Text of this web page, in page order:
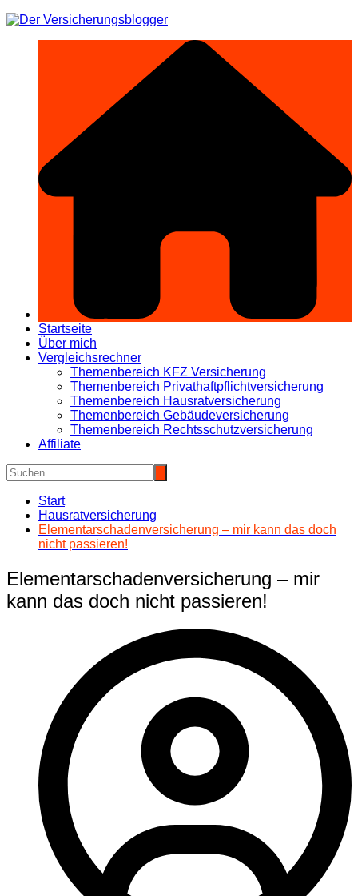
Zum
Startseite
Über mich
Vergleichsrechner
Themenbereich KFZ Versicherung
Themenbereich Privathaftpflichtversicherung
Themenbereich Hausratversicherung
Themenbereich Gebäudeversicherung
Themenbereich Rechtsschutzversicherung
Affiliate
Start
Hausratversicherung
Elementarschadenversicherung – mir kann das doch
nicht passieren!
Elementarschadenversicherung – mir
kann das doch nicht passieren!